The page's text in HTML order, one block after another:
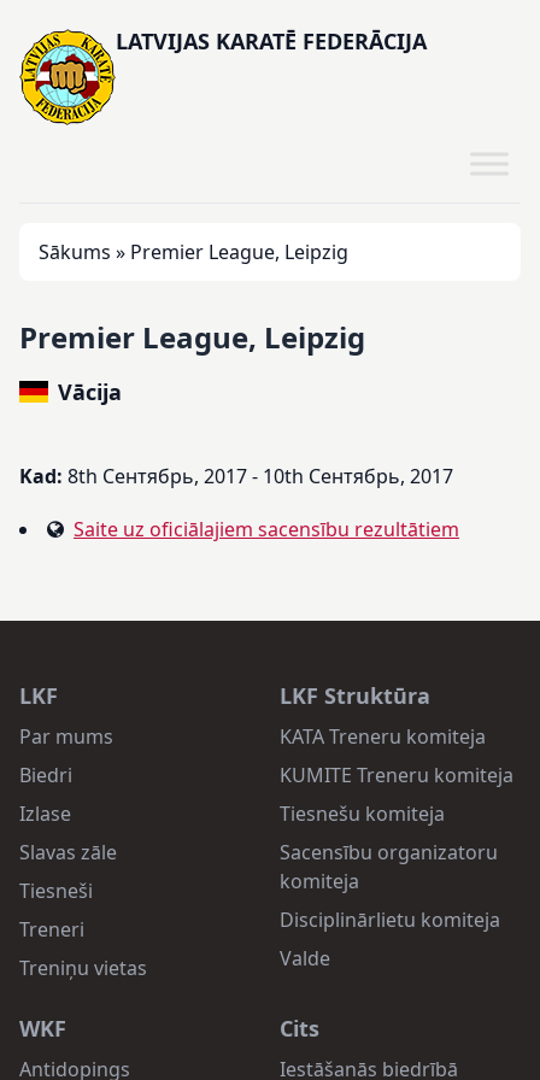
LATVIJAS KARATĒ FEDERĀCIJA
Sākums » Premier League, Leipzig
Premier League, Leipzig
Vācija
Kad: 8th Сентябрь, 2017 - 10th Сентябрь, 2017
Saite uz oficiālajiem sacensību rezultātiem
LKF
Par mums
Biedri
Izlase
Slavas zāle
Tiesneši
Treneri
Treniņu vietas
LKF Struktūra
KATA Treneru komiteja
KUMITE Treneru komiteja
Tiesnešu komiteja
Sacensību organizatoru
komiteja
Disciplinārlietu komiteja
Valde
WKF
Antidopings
Cits
Iestāšanās biedrībā